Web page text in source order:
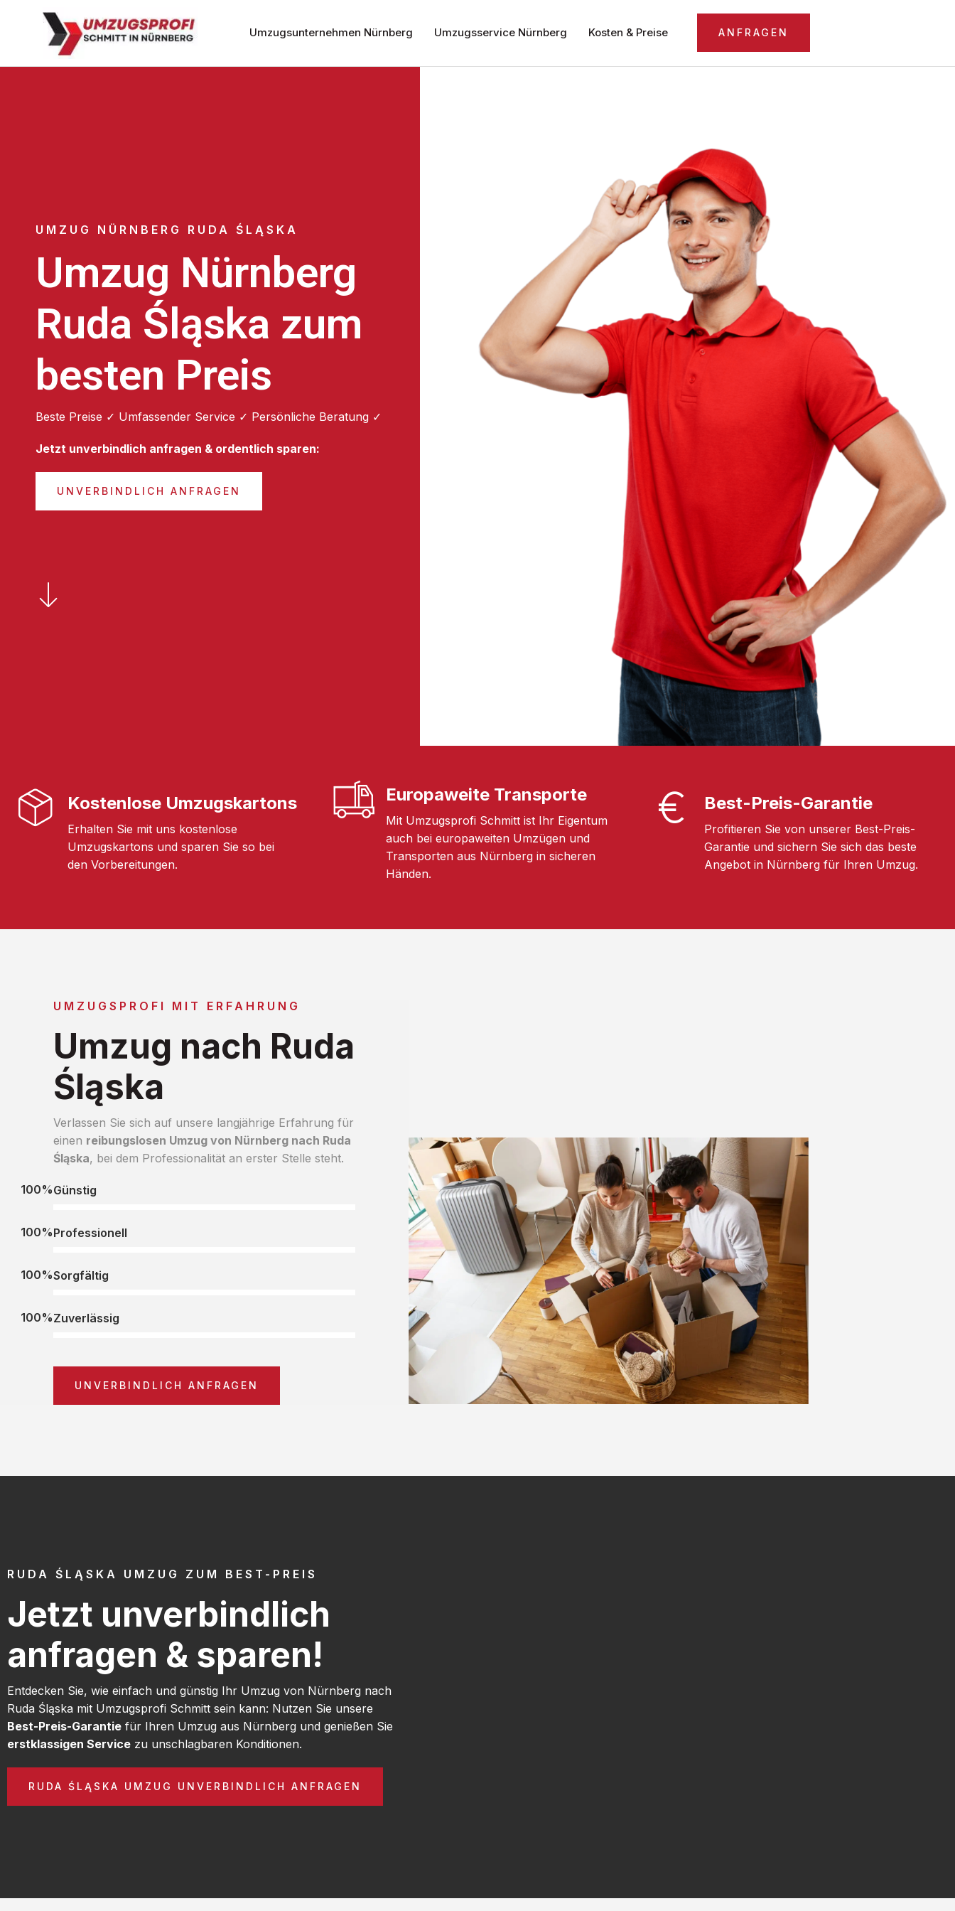
Umzugsunternehmen Nürnberg Umzugsservice Nürnberg Kosten & Preise ANFRAGEN
UMZUG NÜRNBERG RUDA ŚLĄSKA
Umzug Nürnberg
Ruda Śląska zum
besten Preis
Beste Preise ✓ Umfassender Service ✓ Persönliche Beratung ✓
Jetzt unverbindlich anfragen & ordentlich sparen:
UNVERBINDLICH ANFRAGEN
Kostenlose Umzugskartons
Erhalten Sie mit uns kostenlose
Umzugskartons und sparen Sie so bei
den Vorbereitungen.
Europaweite Transporte
Mit Umzugsprofi Schmitt ist Ihr Eigentum
auch bei europaweiten Umzügen und
Transporten aus Nürnberg in sicheren
Händen.
Best-Preis-Garantie
Profitieren Sie von unserer Best-Preis-
Garantie und sichern Sie sich das beste
Angebot in Nürnberg für Ihren Umzug.
UMZUGSPROFI MIT ERFAHRUNG
Umzug nach Ruda
Śląska
Verlassen Sie sich auf unsere langjährige Erfahrung für
einen reibungslosen Umzug von Nürnberg nach Ruda
Śląska, bei dem Professionalität an erster Stelle steht.
Günstig
100%
Professionell
100%
Sorgfältig
100%
Zuverlässig
100%
UNVERBINDLICH ANFRAGEN
RUDA ŚLĄSKA UMZUG ZUM BEST-PREIS
Jetzt unverbindlich
anfragen & sparen!
Entdecken Sie, wie einfach und günstig Ihr Umzug von Nürnberg nach
Ruda Śląska mit Umzugsprofi Schmitt sein kann: Nutzen Sie unsere
Best-Preis-Garantie für Ihren Umzug aus Nürnberg und genießen Sie
erstklassigen Service zu unschlagbaren Konditionen.
RUDA ŚLĄSKA UMZUG UNVERBINDLICH ANFRAGEN